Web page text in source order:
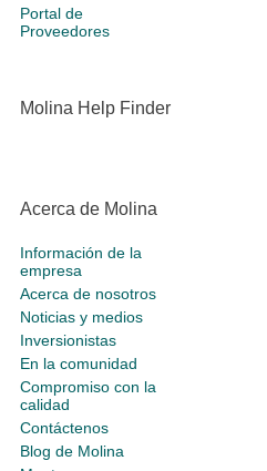
Portal de
Proveedores
Molina Help Finder
Acerca de Molina
Información de la
empresa
Acerca de nosotros
Noticias y medios
Inversionistas
En la comunidad
Compromiso con la
calidad
Contáctenos
Blog de Molina